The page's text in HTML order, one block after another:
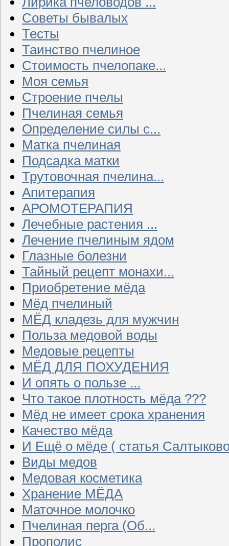
Советы бывалых
Тесты
Таинство пчелиное
Стоимость пчелопаке...
Моя семья
Строение пчелы
Пчелиная семья
Определение силы с...
Матка пчелиная
Подсадка матки
Трутовочная пчелина...
Апитерапия
АРОМОТЕРАПИЯ
Лечебные растения ...
Лечение пчелиным ядом
Глазные болезни
Тайный рецепт монахи...
Приобретение мёда
Мёд пчелиный
МЁД кладезь для мужчин
Польза медовой воды
Медовые рецепты
МЁД ДЛЯ ПОХУДЕНИЯ
И опять о пользе ...
Что такое плотность мёда ???
Мёд не имеет срока хранения
Качество мёда
И Ещё о мёде ( статья
Виды медов
Медовая косметика
Хранение МЁДА
Маточное молочко
Пчелиная перга (Об...
Прополис